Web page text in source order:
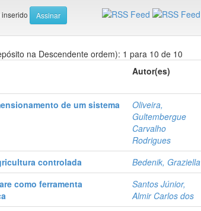
na Descendente ordem): 1 para 10 de 10
Autor(es)
de um sistema
Oliveira,
Gultembergue
Carvalho
Rodrigues
controlada Bedenik, Graziella
como ferramenta
Santos Júnior,
Almir Carlos dos